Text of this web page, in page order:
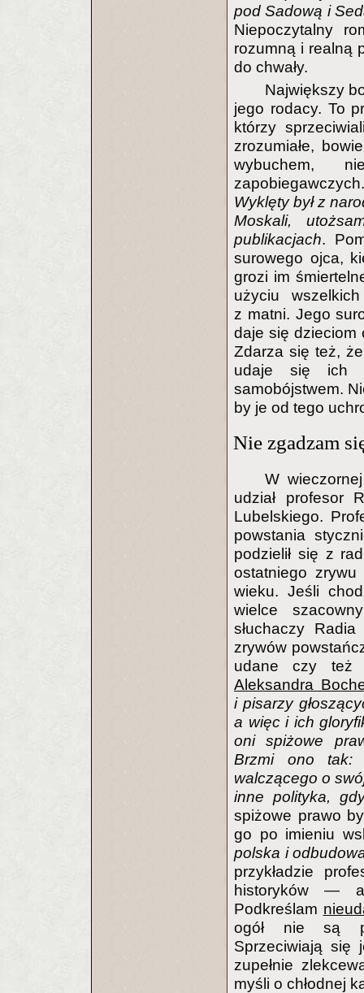
pod Sadową i
Niepoczytalny
rozumną i realną
do chwały.
Największy
jego rodacy. To
którzy
zrozumiałe,
wybuchem,
Wyklęty był z
Moskali,
publikacjach.
surowego ojca,
grozi im
użyciu
z matni. Jego
daje się dzieciom
Zdarza się też,
udaje się ich
samobójstwem.
by je od tego
Nie zgadzam
W
udział profesor
Lubelskiego.
powstania
podzielił się z
ostatniego zrywu
wieku. Jeśli
wielce
słuchaczy
zrywów
udane czy też
Aleksandra
i pisarzy
a więc i ich
oni spiżowe
Brzmi ono tak:
walczącego o
inne polityka,
spiżowe prawo
go po imieniu
polska i
przykładzie
historyków —
Podkreślam
ogół nie są
Sprzeciwiają się
zupełnie
myśli o chłodnej